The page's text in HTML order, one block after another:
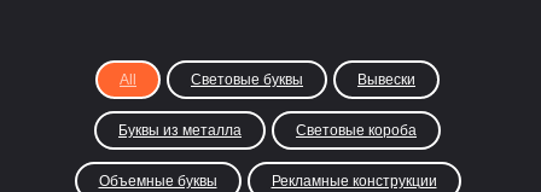
All Световые буквы Вывески
Буквы из металла Световые короба
Объемные буквы Рекламные конструкции